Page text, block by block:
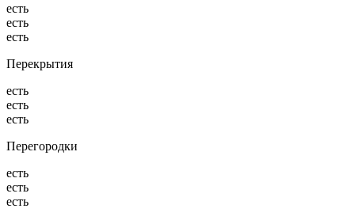
есть
есть
есть
Перекрытия
есть
есть
есть
Перегородки
есть
есть
есть